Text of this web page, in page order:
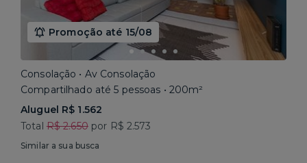
Promoção até 15/08
Consolação • Av Consolação
Compartilhado até 5 pessoas • 200m²
Aluguel R$ 1.562
Total R$ 2.650por R$ 2.573
Similar a sua busca